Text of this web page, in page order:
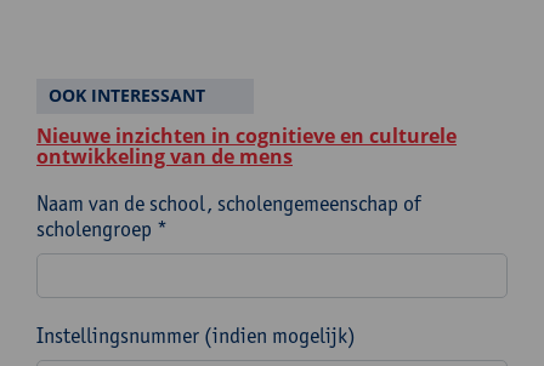
OOK INTERESSANT
Nieuwe inzichten in cognitieve en culturele
ontwikkeling van de mens
Naam van de school, scholengemeenschap of
scholengroep *
Instellingsnummer (indien mogelijk)